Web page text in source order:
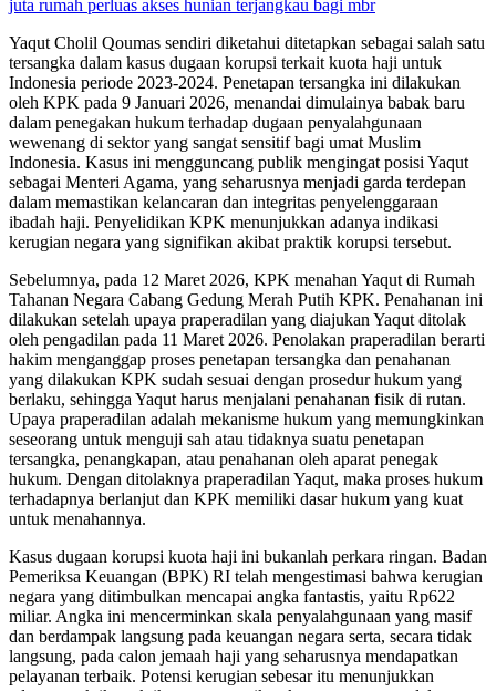
Yaqut Cholil Qoumas sendiri diketahui ditetapkan sebagai salah satu
tersangka dalam kasus dugaan korupsi terkait kuota haji untuk
Indonesia periode 2023-2024. Penetapan tersangka ini dilakukan
oleh KPK pada 9 Januari 2026, menandai dimulainya babak baru
dalam penegakan hukum terhadap dugaan penyalahgunaan
wewenang di sektor yang sangat sensitif bagi umat Muslim
Indonesia. Kasus ini mengguncang publik mengingat posisi Yaqut
sebagai Menteri Agama, yang seharusnya menjadi garda terdepan
dalam memastikan kelancaran dan integritas penyelenggaraan
ibadah haji. Penyelidikan KPK menunjukkan adanya indikasi
kerugian negara yang signifikan akibat praktik korupsi tersebut.
Sebelumnya, pada 12 Maret 2026, KPK menahan Yaqut di Rumah
Tahanan Negara Cabang Gedung Merah Putih KPK. Penahanan ini
dilakukan setelah upaya praperadilan yang diajukan Yaqut ditolak
oleh pengadilan pada 11 Maret 2026. Penolakan praperadilan berarti
hakim menganggap proses penetapan tersangka dan penahanan
yang dilakukan KPK sudah sesuai dengan prosedur hukum yang
berlaku, sehingga Yaqut harus menjalani penahanan fisik di rutan.
Upaya praperadilan adalah mekanisme hukum yang memungkinkan
seseorang untuk menguji sah atau tidaknya suatu penetapan
tersangka, penangkapan, atau penahanan oleh aparat penegak
hukum. Dengan ditolaknya praperadilan Yaqut, maka proses hukum
terhadapnya berlanjut dan KPK memiliki dasar hukum yang kuat
untuk menahannya.
Kasus dugaan korupsi kuota haji ini bukanlah perkara ringan. Badan
Pemeriksa Keuangan (BPK) RI telah mengestimasi bahwa kerugian
negara yang ditimbulkan mencapai angka fantastis, yaitu Rp622
miliar. Angka ini mencerminkan skala penyalahgunaan yang masif
dan berdampak langsung pada keuangan negara serta, secara tidak
langsung, pada calon jemaah haji yang seharusnya mendapatkan
pelayanan terbaik. Potensi kerugian sebesar itu menunjukkan